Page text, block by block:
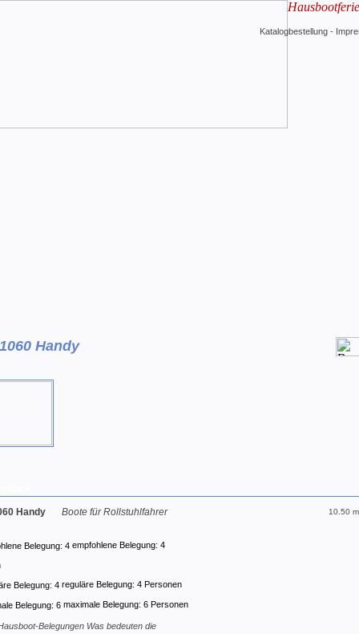
Katalogbestellung -
Handy
Handy Boote für Rollstuhlfahrer 10.50
empfohlene Belegung: 4
reguläre Belegung: 4 Personen
maximale Belegung: 6 Personen
Was bedeuten die